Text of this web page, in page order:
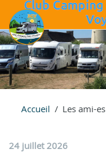
Accueil Les ami-es
24 juillet 2026